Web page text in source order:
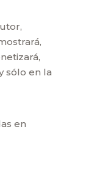
sólo en la
en